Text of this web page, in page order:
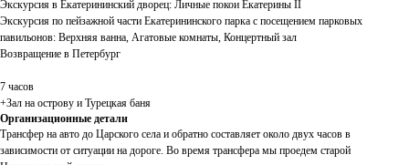
Экскурсия в Екатерининский дворец: Личные покои Екатерины II
Экскурсия по пейзажной части Екатерининского парка с посещением парковых
павильонов: Верхняя ванна, Агатовые комнаты, Концертный зал
Возвращение в Петербург
7 часов
+Зал на острову и Турецкая баня
Организационные детали
Трансфер на авто до Царского села и обратно составляет около двух часов в
зависимости от ситуации на дороге. Во время трансфера мы проедем старой